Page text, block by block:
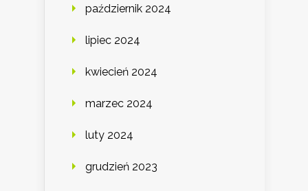
październik 2024
lipiec 2024
kwiecień 2024
marzec 2024
luty 2024
grudzień 2023